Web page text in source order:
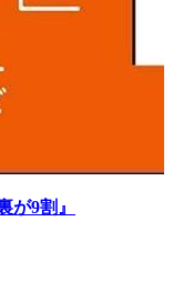
が9割 』